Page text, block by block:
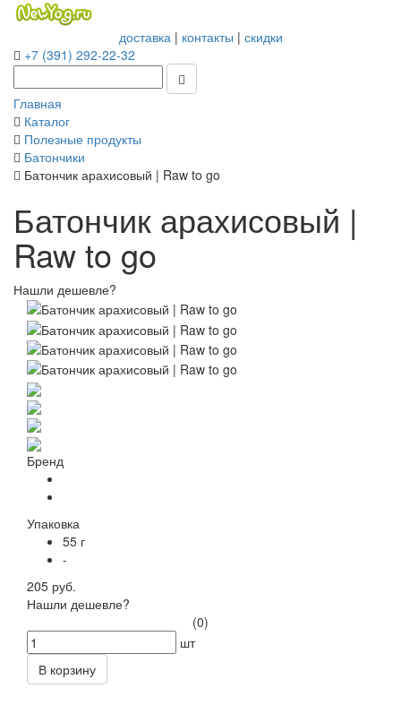
доставка| контакты | скидки
+7 (391) 292-22-32
Главная
Каталог
Полезные продукты
Батончики
Батончик арахисовый | Raw to go
Батончик арахисовый |
Raw to go
Нашли дешевле?
Бренд
Упаковка
55 г
-
205 руб.
Нашли дешевле?
(0)
шт
В корзину